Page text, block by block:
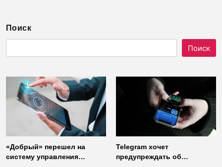
Поиск
Поиск
«Добрый» перешел на
систему управления
Telegram хочет
предупреждать об